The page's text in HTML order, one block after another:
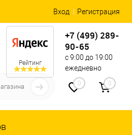
Вход Регистрация
Рейтинг
+7 (499) 289-
90-65
с 9:00 до 19:00
ежедневно
0 0